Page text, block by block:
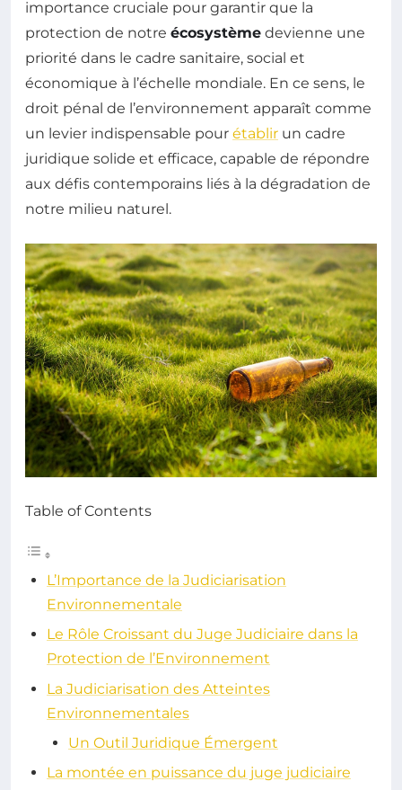
importance cruciale pour garantir que la
protection de notre écosystème devienne une
priorité dans le cadre sanitaire, social et
économique à l’échelle mondiale. En ce sens, le
droit pénal de l’environnement apparaît comme
un levier indispensable pour établir un cadre
juridique solide et efficace, capable de répondre
aux défis contemporains liés à la dégradation de
notre milieu naturel.
Table of Contents
L’Importance de la Judiciarisation
Environnementale
Le Rôle Croissant du Juge Judiciaire dans la
Protection de l’Environnement
La Judiciarisation des Atteintes
Environnementales
Un Outil Juridique Émergent
La montée en puissance du juge judiciaire